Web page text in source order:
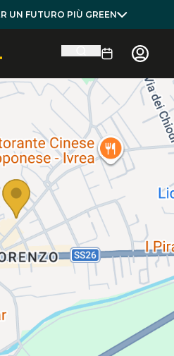
UN FUTURO PIÙ GREEN